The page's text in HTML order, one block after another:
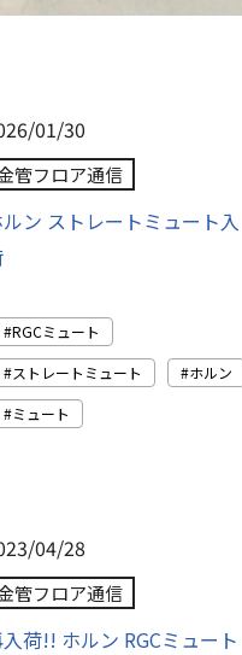
01/30
管フロア通信
ン ストレートミュート入
RGCミュート
ストレートミュート
ホルン
ミュート
04/28
管フロア通信
荷!! ホルン RGCミュート